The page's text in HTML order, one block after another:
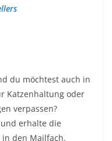
du möchtest auch in
Katzenhaltung oder
verpassen?
erhalte die
den Mailfach.